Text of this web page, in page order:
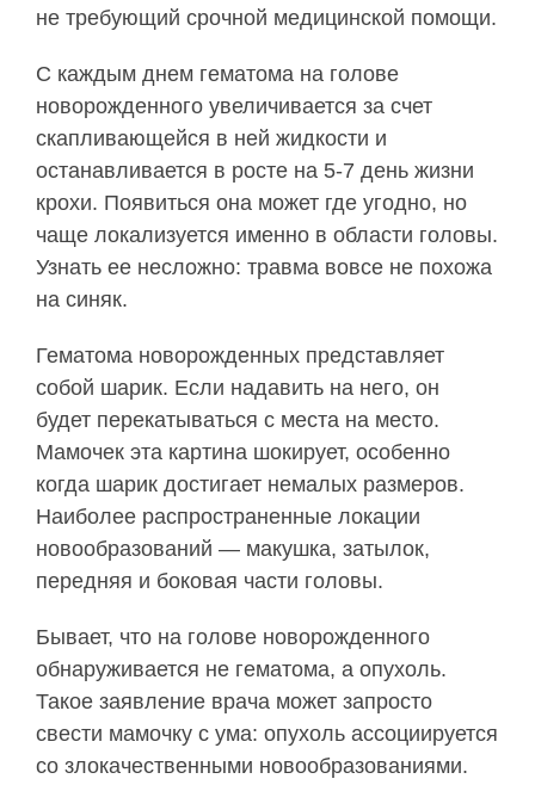
не требующий срочной медицинской помощи.
С каждым днем гематома на голове
новорожденного увеличивается за счет
скапливающейся в ней жидкости и
останавливается в росте на 5-7 день жизни
крохи. Появиться она может где угодно, но
чаще локализуется именно в области головы.
Узнать ее несложно: травма вовсе не похожа
на синяк.
Гематома новорожденных представляет
собой шарик. Если надавить на него, он
будет перекатываться с места на место.
Мамочек эта картина шокирует, особенно
когда шарик достигает немалых размеров.
Наиболее распространенные локации
новообразований — макушка, затылок,
передняя и боковая части головы.
Бывает, что на голове новорожденного
обнаруживается не гематома, а опухоль.
Такое заявление врача может запросто
свести мамочку с ума: опухоль ассоциируется
со злокачественными новообразованиями.